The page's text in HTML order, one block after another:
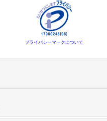
プライバシーマークについて